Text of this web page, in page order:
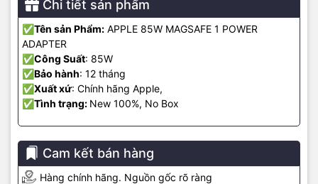
Chi tiết sản phẩm
✅Tên sản Phẩm: APPLE 85W MAGSAFE 1 POWER
ADAPTER
✅Công Suất: 85W
✅Bảo hành: 12 tháng
✅Xuất xứ: Chính hãng Apple,
✅Tình trạng: New 100%, No Box
Cam kết bán hàng
Hàng chính hãng. Nguồn gốc rõ ràng
📷 Hình ảnh thực tế sản phẩm